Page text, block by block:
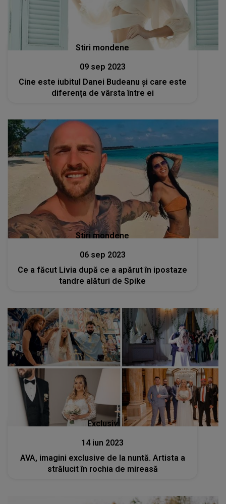
Stiri mondene
09 sep 2023
Cine este iubitul Danei Budeanu și care este
diferența de vârsta între ei
Stiri mondene
06 sep 2023
Ce a făcut Livia după ce a apărut în ipostaze
tandre alături de Spike
Exclusiv
14 iun 2023
AVA, imagini exclusive de la nuntă. Artista a
strălucit în rochia de mireasă